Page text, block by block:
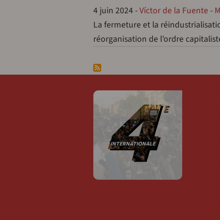
4 juin 2024-Víctor de la Fuente -
La fermeture et la
réorganisation de l’ordre